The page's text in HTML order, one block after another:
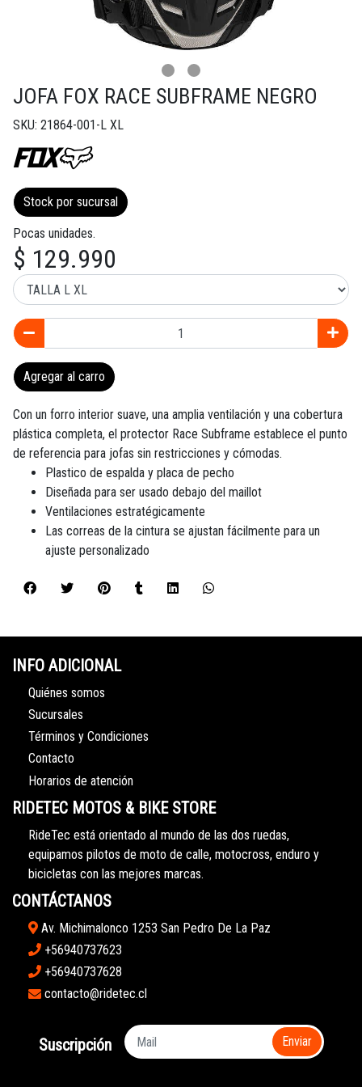
JOFA FOX RACE SUBFRAME NEGRO
SKU: 21864-001-L XL
Stock por sucursal
Pocas unidades.
$ 129.990
Agregar al carro
Con un forro interior suave, una amplia ventilación y una cobertura
plástica completa, el protector Race Subframe establece el punto
de referencia para jofas sin restricciones y cómodas.
Plastico de espalda y placa de pecho
Diseñada para ser usado debajo del maillot
Ventilaciones estratégicamente
Las correas de la cintura se ajustan fácilmente para un
ajuste personalizado
INFO ADICIONAL
Quiénes somos
Sucursales
Términos y Condiciones
Contacto
Horarios de atención
RIDETEC MOTOS & BIKE STORE
RideTec está orientado al mundo de las dos ruedas,
equipamos pilotos de moto de calle, motocross, enduro y
bicicletas con las mejores marcas.
CONTÁCTANOS
Av. Michimalonco 1253 San Pedro De La Paz
+56940737623
+56940737628
contacto@ridetec.cl
Suscripción Enviar